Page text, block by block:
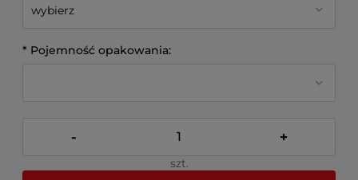
* Pojemność opakowania:
- +
szt.